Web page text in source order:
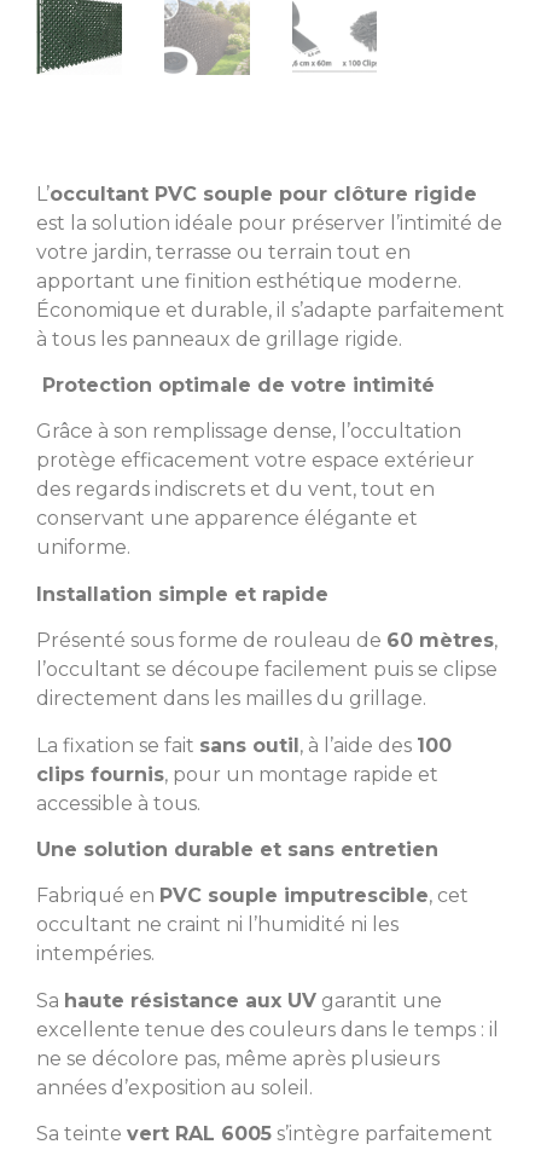
L’occultant PVC souple pour clôture rigide
est la solution idéale pour préserver l’intimité de
votre jardin, terrasse ou terrain tout en
apportant une finition esthétique moderne.
Économique et durable, il s’adapte parfaitement
à tous les panneaux de grillage rigide.
Protection optimale de votre intimité
Grâce à son remplissage dense, l’occultation
protège efficacement votre espace extérieur
des regards indiscrets et du vent, tout en
conservant une apparence élégante et
uniforme.
Installation simple et rapide
Présenté sous forme de rouleau de 60 mètres,
l’occultant se découpe facilement puis se clipse
directement dans les mailles du grillage.
La fixation se fait sans outil, à l’aide des 100
clips fournis, pour un montage rapide et
accessible à tous.
Une solution durable et sans entretien
Fabriqué en PVC souple imputrescible, cet
occultant ne craint ni l’humidité ni les
intempéries.
Sa haute résistance aux UV garantit une
excellente tenue des couleurs dans le temps : il
ne se décolore pas, même après plusieurs
années d’exposition au soleil.
Sa teinte vert RAL 6005 s’intègre parfaitement